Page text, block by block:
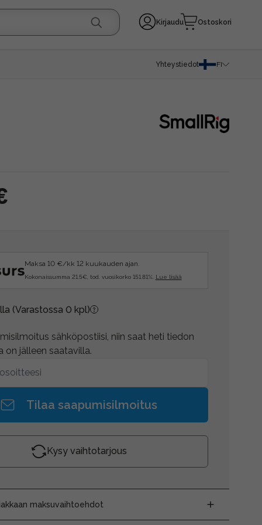
Kirjaudu Ostoskori
Yhteystiedot FI
Maksa 10 €/kk 12 kuukauden ajan.
Kokonaissumma 21.5€, tod. vuosikorko 151.81%. Lue lisää
(Varastossa 0 kpl)
sähköpostiisi, niin saat heti tiedon
on jälleen saatavilla.
Tilaa saapumisilmoitus
Kysy vaihtotarjous
maksuvaihtoehdot